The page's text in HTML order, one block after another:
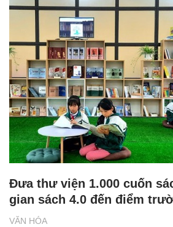
VĂN HÓA
Đưa thư viện 1.000 cuốn
gian sách 4.0 đến điểm